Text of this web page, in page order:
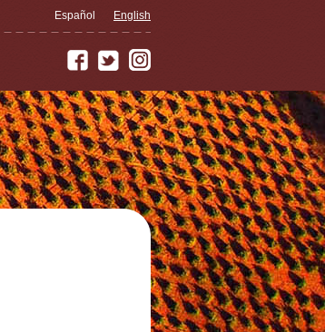
Español English